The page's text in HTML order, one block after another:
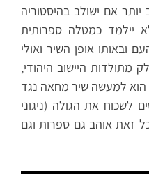
אם ישולב בהיסטוריה
יילמד כמטלה ספרותית
ובאותו אופן השיר ואולי
מתולדות היישוב היהודי,
הוא למעשה שיר מחאה נגד
לשכוח את הגולה (ניגוני
זאת אוהב גם ספרות וגם